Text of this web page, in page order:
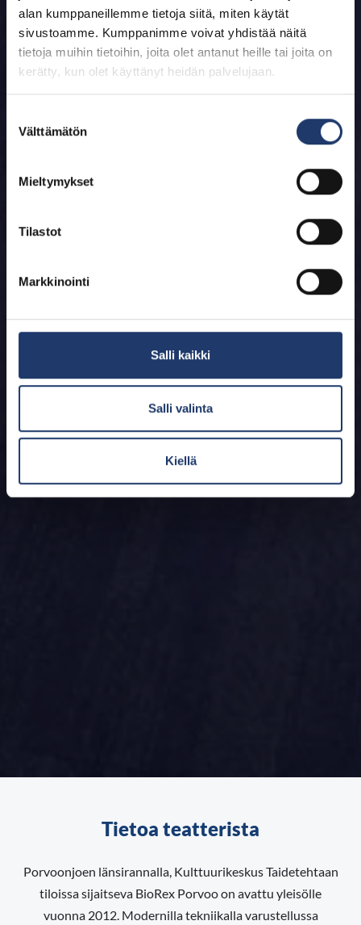
alan kumppaneillemme tietoja siitä, miten käytät
sivustoamme. Kumppanimme voivat yhdistää näitä
tietoja muihin tietoihin, joita olet antanut heille tai joita on
kerätty, kun olet käyttänyt heidän palvelujaan.
valinta
Välttämätön
Mieltymykset
Tilastot
Markkinointi
Salli kaikki
Salli valinta
Kiellä
Tietoa teatterista
Porvoonjoen länsirannalla, Kulttuurikeskus Taidetehtaan
tiloissa sijaitseva BioRex Porvoo on avattu yleisölle
vuonna 2012. Modernilla tekniikalla varustellussa